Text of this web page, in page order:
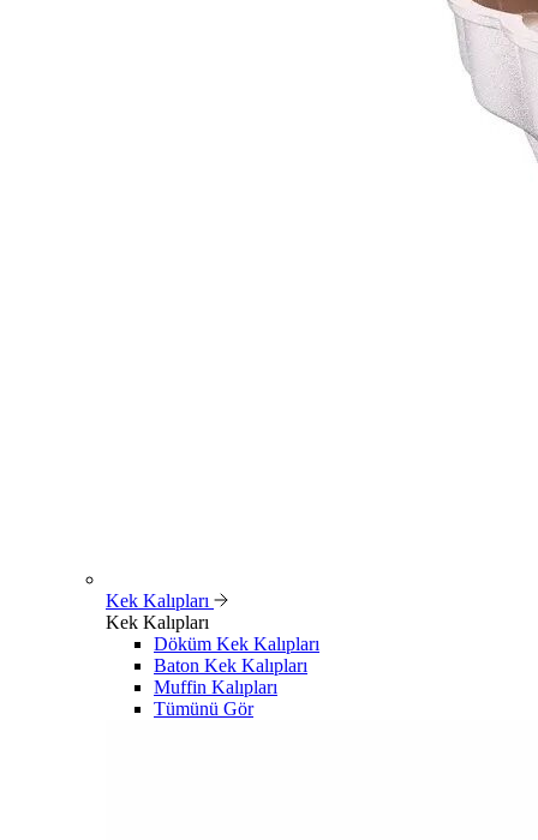
Kek Kalıpları
Kek Kalıpları
Döküm Kek Kalıpları
Baton Kek Kalıpları
Muffin Kalıpları
Tümünü Gör